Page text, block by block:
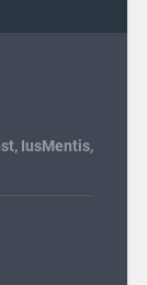
, IusMentis,